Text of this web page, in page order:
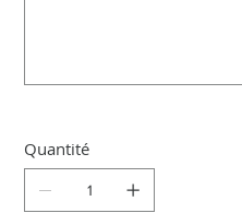
Quantité